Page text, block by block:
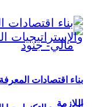
بناء اقتصادات
اللازمة